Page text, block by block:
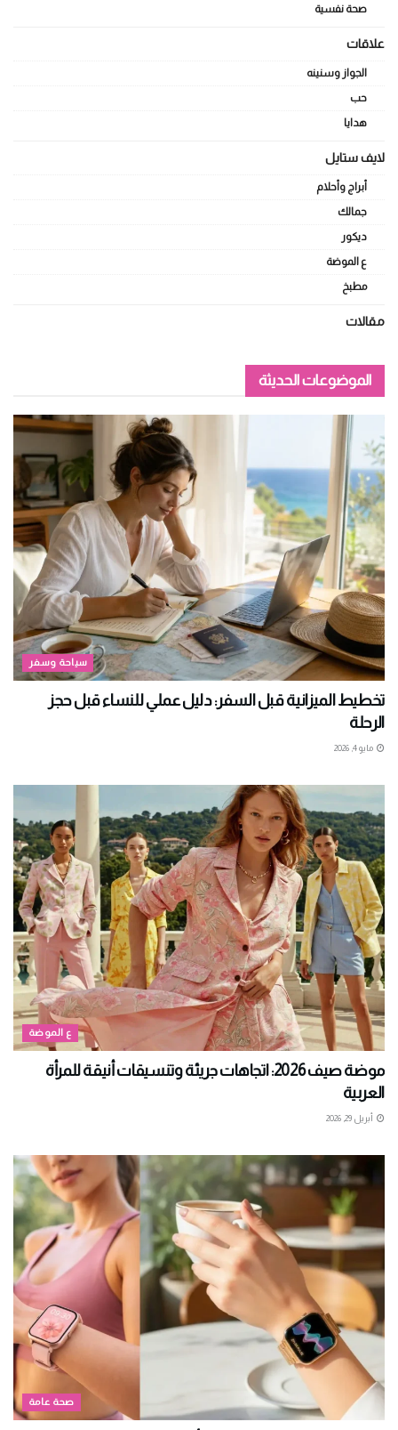
صحة نفسية
علاقات
الجواز وسنينه
حب
هدايا
لايف ستايل
أبراج وأحلام
جمالك
ديكور
ع الموضة
مطبخ
مقالات
الموضوعات الحديثة
سياحة وسفر
تخطيط الميزانية قبل السفر: دليل عملي للنساء قبل حجز
الرحلة
مايو 4, 2026
ع الموضة
موضة صيف 2026: اتجاهات جريئة وتنسيقات أنيقة للمرأة
العربية
أبريل 29, 2026
صحة عامة